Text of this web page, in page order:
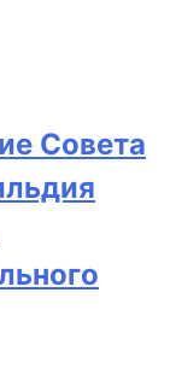
Совета